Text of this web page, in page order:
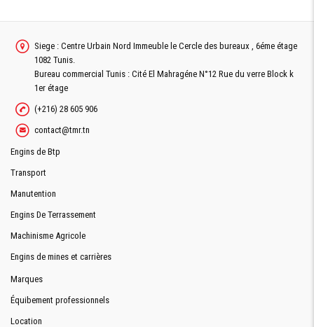
Siege : Centre Urbain Nord Immeuble le Cercle des bureaux , 6éme étage
1082 Tunis.
Bureau commercial Tunis : Cité El Mahragéne N°12 Rue du verre Block k
1er étage
(+216) 28 605 906
contact@tmr.tn
Engins de Btp
Transport
Manutention
Engins De Terrassement
Machinisme Agricole
Engins de mines et carrières
Marques
Équibement professionnels
Location